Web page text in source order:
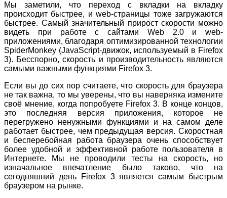
Мы заметили, что переход с вкладки на вкладку
происходит быстрее, и web-страницы тоже загружаются
быстрее. Самый значительный прирост скорости можно
видеть при работе с сайтами Web 2.0 и web-
приложениями, благодаря оптимизированной технологии
SpiderMonkey (JavaScript-движок, используемый в Firefox
3). Бесспорно, скорость и производительность являются
самыми важными функциями Firefox 3.
Если вы до сих пор считаете, что скорость для браузера
не так важна, то мы уверены, что вы наверняка измените
своё мнение, когда попробуете Firefox 3. В конце концов,
это последняя версия приложения, которое не
перегружено ненужными функциями и на самом деле
работает быстрее, чем предыдущая версия. Скоростная
и бесперебойная работа браузера очень способствует
более удобной и эффективной работе пользователя в
Интернете. Мы не проводили тесты на скорость, но
изначальное впечатление было таково, что на
сегодняшний день Firefox 3 является самым быстрым
браузером на рынке.